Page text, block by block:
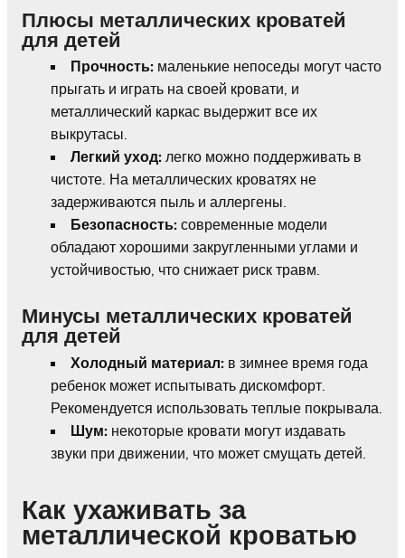
Плюсы металлических кроватей
для детей
Прочность: маленькие непоседы могут часто
прыгать и играть на своей кровати, и
металлический каркас выдержит все их
выкрутасы.
Легкий уход: легко можно поддерживать в
чистоте. На металлических кроватях не
задерживаются пыль и аллергены.
Безопасность: современные модели
обладают хорошими закругленными углами и
устойчивостью, что снижает риск травм.
Минусы металлических кроватей
для детей
Холодный материал: в зимнее время года
ребенок может испытывать дискомфорт.
Рекомендуется использовать теплые покрывала.
Шум: некоторые кровати могут издавать
звуки при движении, что может смущать детей.
Как ухаживать за
металлической кроватью